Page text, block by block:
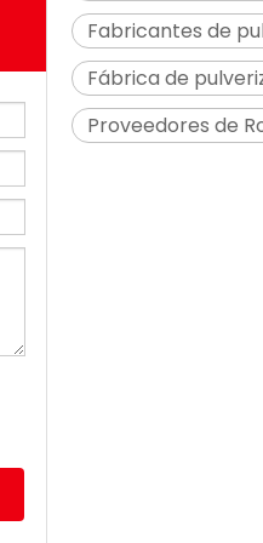
Fabricantes de
Fábrica de
Proveedores de